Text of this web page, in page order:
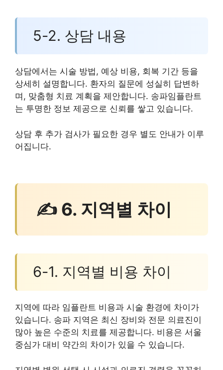
5-2. 상담 내용
상담에서는 시술 방법, 예상 비용, 회복 기간 등을
상세히 설명합니다. 환자의 질문에 성실히 답변하
며, 맞춤형 치료 계획을 제안합니다. 송파임플란트
는 투명한 정보 제공으로 신뢰를 쌓고 있습니다.
상담 후 추가 검사가 필요한 경우 별도 안내가 이루
어집니다.
✍ 6. 지역별 차이
6-1. 지역별 비용 차이
지역에 따라 임플란트 비용과 시술 환경에 차이가
있습니다. 송파 지역은 최신 장비와 전문 의료진이
많아 높은 수준의 치료를 제공합니다. 비용은 서울
중심가 대비 약간의 차이가 있을 수 있습니다.